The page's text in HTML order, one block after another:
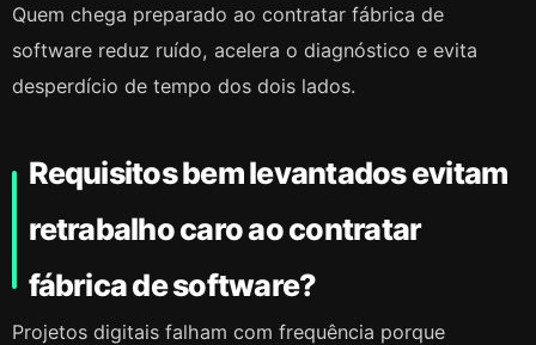
Quem chega preparado ao contratar fábrica de
software reduz ruído, acelera o diagnóstico e evita
desperdício de tempo dos dois lados.
Requisitos bem levantados evitam
retrabalho caro ao contratar
fábrica de software?
Projetos digitais falham com frequência porque